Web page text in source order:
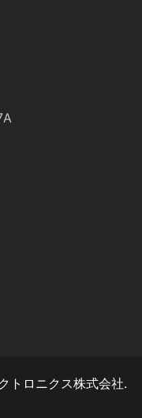
トロニクス株式会社.